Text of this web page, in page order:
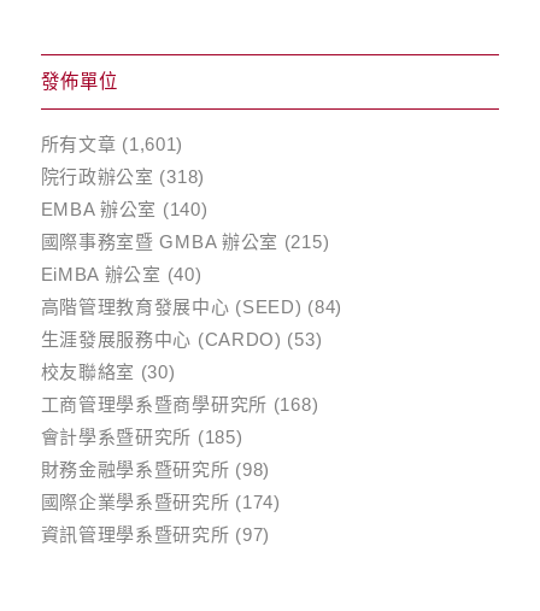
發佈單位
所有文章 (1,601)
院行政辦公室 (318)
EMBA 辦公室 (140)
國際事務室暨 GMBA 辦公室 (215)
EiMBA 辦公室 (40)
高階管理教育發展中心 (SEED) (84)
生涯發展服務中心 (CARDO) (53)
校友聯絡室 (30)
工商管理學系暨商學研究所 (168)
會計學系暨研究所 (185)
財務金融學系暨研究所 (98)
國際企業學系暨研究所 (174)
資訊管理學系暨研究所 (97)